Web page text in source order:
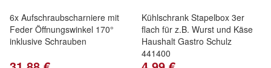
6x Aufschraubscharniere mit
Feder Öffnungswinkel 170°
inklusive Schrauben
Kühlschrank Stapelbox 3er
flach für z.B. Wurst und Käse
Haushalt Gastro Schulz
441400